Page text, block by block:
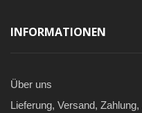
INFORMATIONEN
Über uns
Lieferung, Versand, Zahlung,